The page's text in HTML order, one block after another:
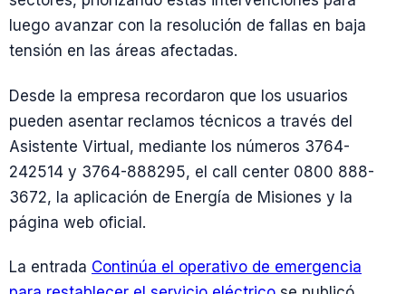
luego avanzar con la resolución de fallas en baja
tensión en las áreas afectadas.
Desde la empresa recordaron que los usuarios
pueden asentar reclamos técnicos a través del
Asistente Virtual, mediante los números 3764-
242514 y 3764-888295, el call center 0800 888-
3672, la aplicación de Energía de Misiones y la
página web oficial.
La entrada Continúa el operativo de emergencia